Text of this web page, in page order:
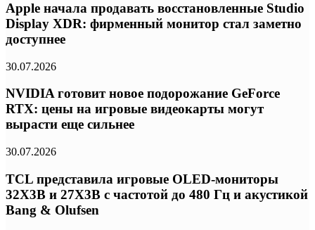
Apple начала продавать восстановленные Studio
Display XDR: фирменный монитор стал заметно
доступнее
30.07.2026
NVIDIA готовит новое подорожание GeForce
RTX: цены на игровые видеокарты могут
вырасти еще сильнее
30.07.2026
TCL представила игровые OLED-мониторы
32X3B и 27X3B с частотой до 480 Гц и акустикой
Bang & Olufsen